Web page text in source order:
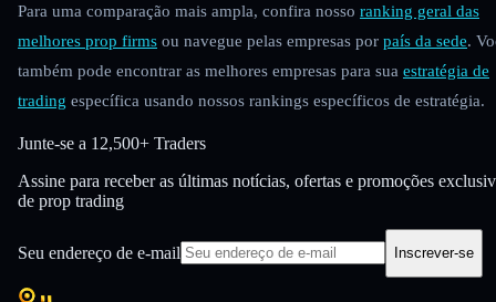
Para uma comparação mais ampla, confira nosso ranking geral das
melhores prop firms ou navegue pelas empresas por país da sede.
também pode encontrar as melhores empresas para sua estratégia de
trading específica usando nossos rankings específicos de estratégia.
Junte-se a 12,500+ Traders
Assine para receber as últimas notícias, ofertas e promoções
de prop trading
Seu endereço de e-mail Inscrever-se